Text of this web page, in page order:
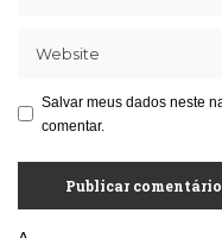
Salvar meus dados neste
comentar.